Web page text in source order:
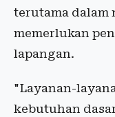
terutama dalam
memerlukan
lapangan.
"Layanan-
kebutuhan